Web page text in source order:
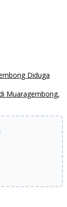
Diduga
Muaragembong,